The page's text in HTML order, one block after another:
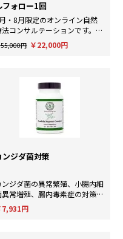
フォロー1回
・8月限定のオンライン自然
法コンサルテーションです。AI
による一般的な回答ではなく、臨
経験にもとづいた個別のアドバ
円 ￥22,000円
ンジダ菌対策
ンジダ菌の異常繁殖、小腸内細
異常増殖、腸内毒素症の対策
7,931円